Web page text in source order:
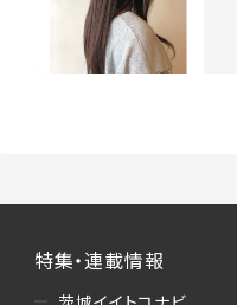
特集・連載情報